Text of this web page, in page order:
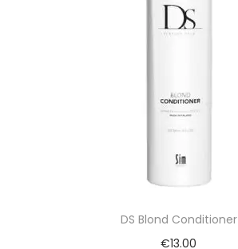
DS Blond Conditioner
€13.00